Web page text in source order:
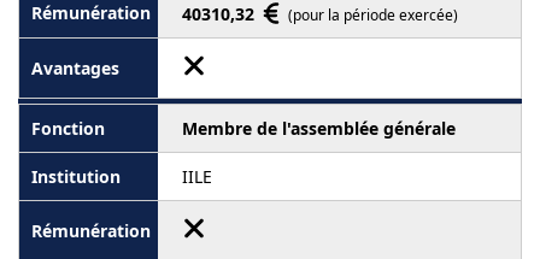
40310,32 (pour la période exercée)
Membre de l'assemblée générale
IILE